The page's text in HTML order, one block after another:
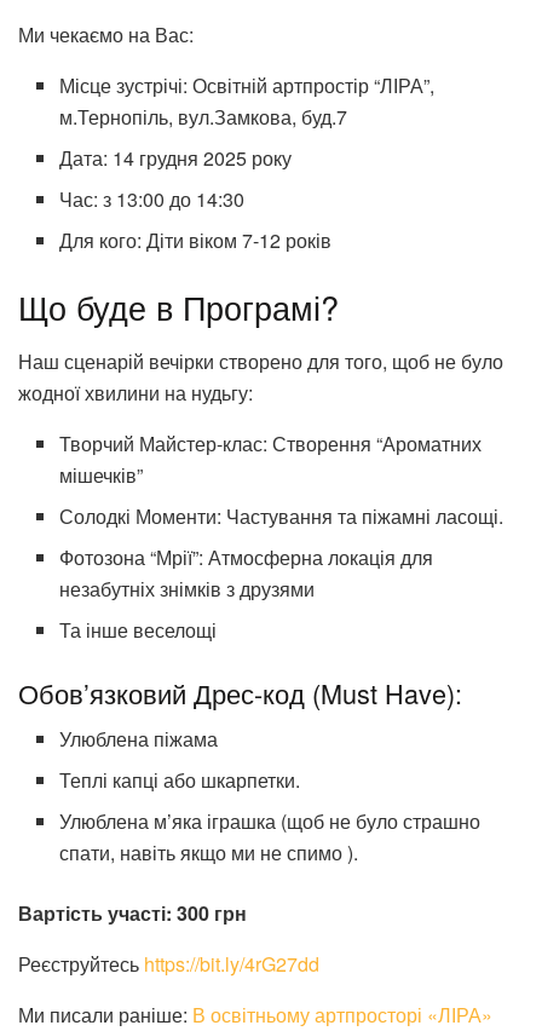
Ми чекаємо на Вас:
Місце зустрічі: Освітній артпростір “ЛІРА”,
м.Тернопіль, вул.Замкова, буд.7
Дата: 14 грудня 2025 року
Час: з 13:00 до 14:30
Для кого: Діти віком 7-12 років
Що буде в Програмі?
Наш сценарій вечірки створено для того, щоб не було
жодної хвилини на нудьгу:
Творчий Майстер-клас: Створення “Ароматних
мішечків”
Солодкі Моменти: Частування та піжамні ласощі.
Фотозона “Мрії”: Атмосферна локація для
незабутніх знімків з друзями
Та інше веселощі
Обов’язковий Дрес-код (Must Have):
Улюблена піжама
Теплі капці або шкарпетки.
Улюблена м’яка іграшка (щоб не було страшно
спати, навіть якщо ми не спимо ).
Вартість участі: 300 грн
Реєструйтесь https://bit.ly/4rG27dd
Ми писали раніше: В освітньому артпросторі «ЛІРА»